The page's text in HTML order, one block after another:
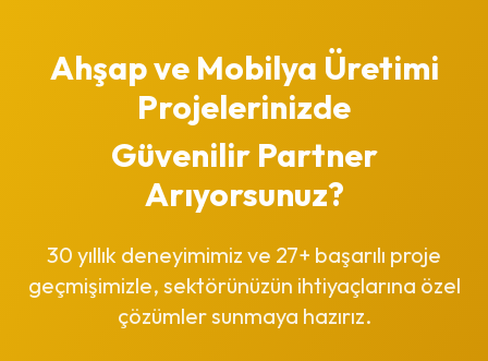
Ahşap ve Mobilya Üretimi
Projelerinizde
Güvenilir Partner
Arıyorsunuz?
30 yıllık deneyimimiz ve 27+ başarılı proje
geçmişimizle, sektörünüzün ihtiyaçlarına özel
çözümler sunmaya hazırız.